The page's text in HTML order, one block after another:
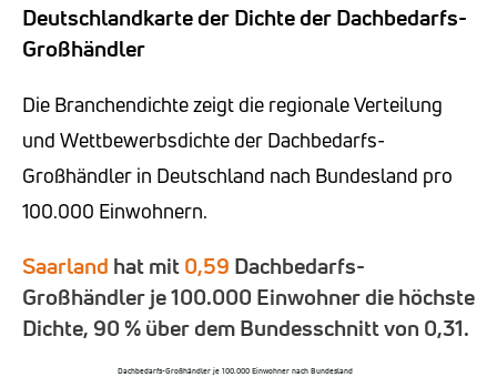
Deutschlandkarte der Dichte der Dachbedarfs-
Großhändler
Die Branchendichte zeigt die regionale Verteilung
und Wettbewerbsdichte der Dachbedarfs-
Großhändler in Deutschland nach Bundesland pro
100.000 Einwohnern.
Saarland hat mit0,59 Dachbedarfs-
Großhändler je 100.000 Einwohner die höchste
Dichte, 90 % über dem Bundesschnitt von 0,31.
Dachbedarfs-Großhändler je 100.000 Einwohner nach Bundesland